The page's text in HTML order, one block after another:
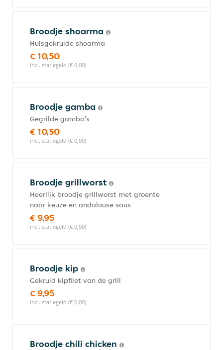
Broodje shoarma
Huisgekruide shoarma
€ 10,50
incl. statiegeld (€ 0,00)
Broodje gamba
Gegrilde gamba's
€ 10,50
incl. statiegeld (€ 0,00)
Broodje grillworst
Heerlijk broodje grillworst met groente
naar keuze en andalouse saus
€ 9,95
incl. statiegeld (€ 0,00)
Broodje kip
Gekruid kipfilet van de grill
€ 9,95
incl. statiegeld (€ 0,00)
Broodje chili chicken